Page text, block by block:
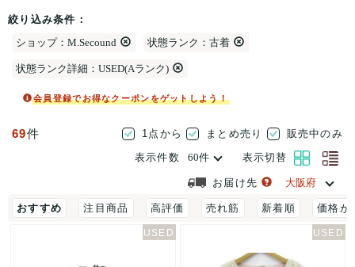
絞り込み条件：
ショップ：M.Secound 状態ランク：古着
状態ランク詳細：USED(Aランク)
会員登録でお得なクーポンをゲットしよう！
69件 1点から まとめ売り
販売中のみ
表示件数
表示切替
お届け先
おすすめ 注目商品 高評価 売れ筋 新着順 価格が